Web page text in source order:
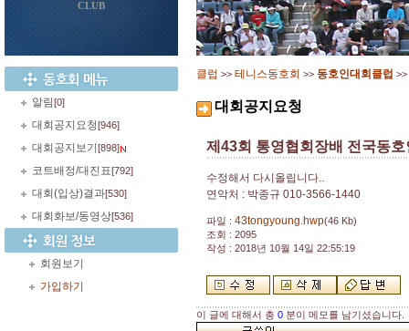
CLUB
알림[0]
대회공지요청[946]
대회공지보기 [898]
코트배정/대진표[792]
대회(입상)결과[530]
대회화보/동영상[536]
회원보기
가입하기
클럽 >> 테니스동호회 >> 동호인대회클럽 >>
대회공지요청
제43회 통영협회장배 전국동
수정해서 다시올립니다..
연악처 : 박종규 010-3566-1440
파일 : 43tongyoung.hwp(46 Kb)
조회 : 2095
작성 : 2018년 10월 14일 22:55:19
이 글에 대해서 총 0 분이 메모를 남기셨습니다.